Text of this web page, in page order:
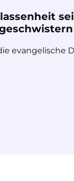
evangelische